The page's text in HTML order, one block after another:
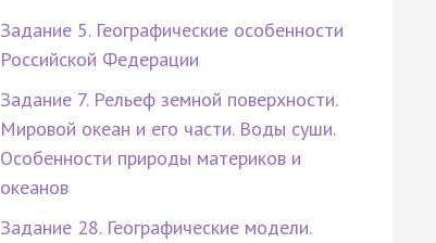
Задание 5. Географические особенности
Российской Федерации
Задание 7. Рельеф земной поверхности.
Мировой океан и его части. Воды суши.
Особенности природы материков и
океанов
Задание 28. Географические модели.